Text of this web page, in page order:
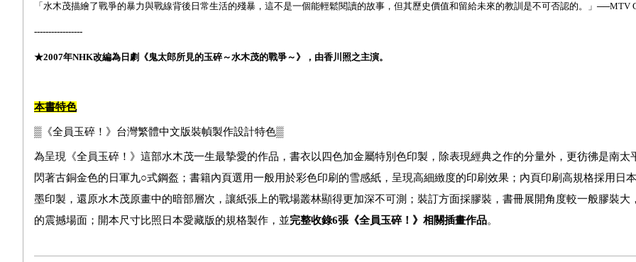
「水木茂描繪了戰爭的暴力與戰線背後日常生活的殘暴，這不是一個能輕鬆閱讀的故事，但其歷史價值和留給未來的教訓是不可否認的。」──MTV
-----------------
★2007年NHK改編為日劇《鬼太郎所見的玉碎～水木茂的戰爭～》，由香川照之主演。
本書特色
▒ 《全員玉碎！》台灣繁體中文版裝幀製作設計特色▒
為呈現《全員玉碎！》這部水木茂一生最摯愛的作品，書衣以四色加金屬特別色印製，除表現經典之作的分量外，更彷彿是南太
閃著古銅金色的日軍九○式鋼盔；書籍內頁選用一般用於彩色印刷的雪感紙，呈現高細緻度的印刷效果；內頁印刷高規格採用日
墨印製，還原水木茂原畫中的暗部層次，讓紙張上的戰場叢林顯得更加深不可測；裝訂方面採膠裝，書冊展開角度較一般膠裝大
的震撼場面；開本尺寸比照日本愛藏版的規格製作，並完整收錄6張《全員玉碎！》相關插畫作品。